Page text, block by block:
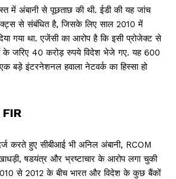
में अंबानी से पूछताछ की थी. ईडी की यह जांच
से संबंधित है, जिसके लिए साल 2010 में
गया था. एजेंसी का आरोप है कि इसी प्रोजेक्ट से
के जरिए 40 करोड़ रुपये विदेश भेजे गए. यह 600
बड़े इंटरनेशनल हवाला नेटवर्क का हिस्सा हो
FIR
करते हुए सीबीआई भी अनिल अंबानी, RCOM
षडयंत्र और भ्रष्टाचार के आरोप लगा चुकी
से 2012 के बीच भारत और विदेश के कुछ बैंकों